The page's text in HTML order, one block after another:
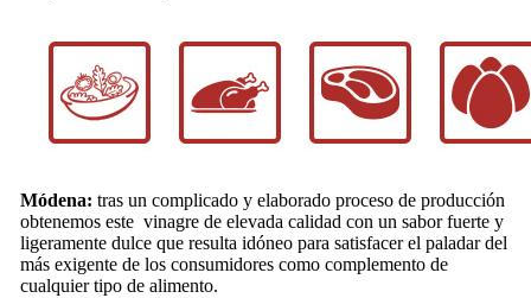
Módena: tras un complicado y elaborado proceso de producción
obtenemos este vinagre de elevada calidad con un sabor fuerte y
ligeramente dulce que resulta idóneo para satisfacer el paladar del
más exigente de los consumidores como complemento de
cualquier tipo de alimento.